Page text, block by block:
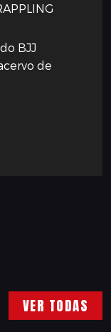
BJJ
de
VER TODAS